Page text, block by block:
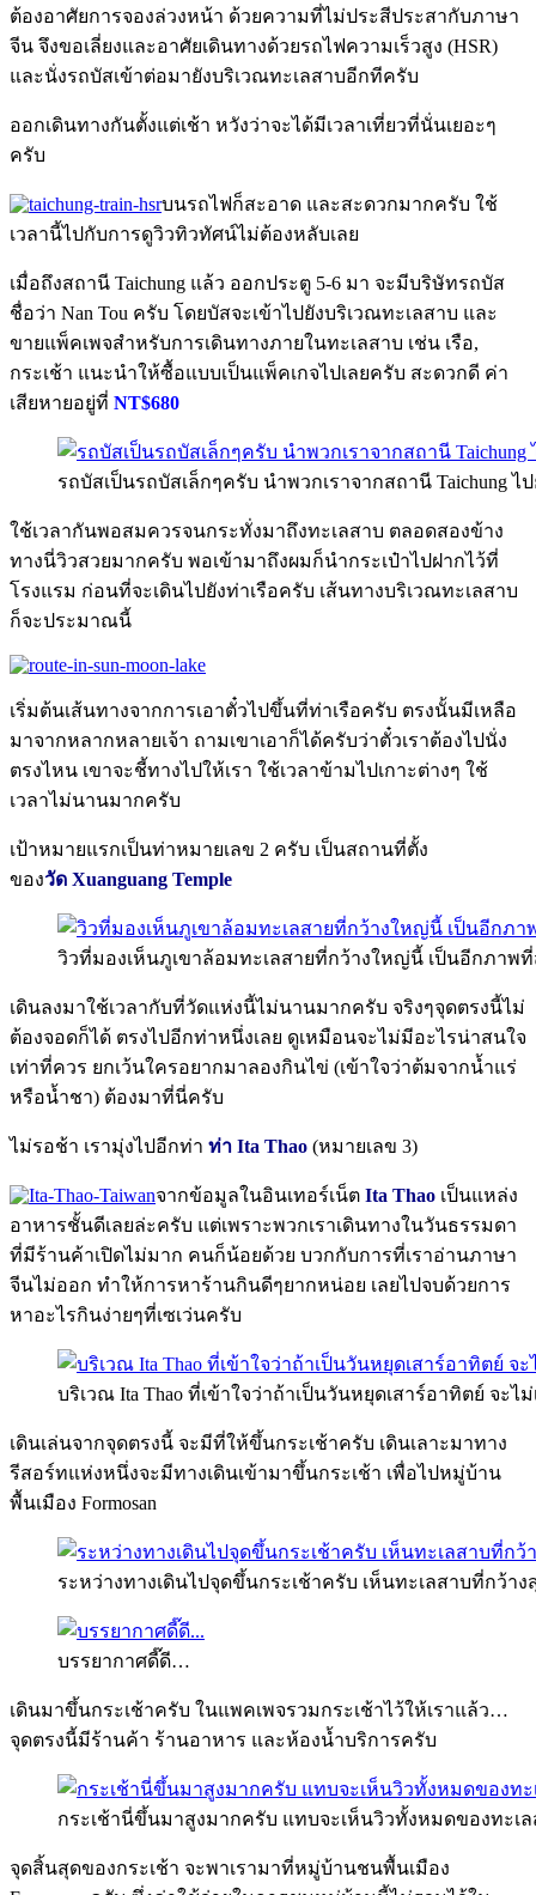
ต้องอาศัยการจองล่วงหน้า ด้วยความที่ไม่ประสีประสากับภาษา
จีน จึงขอเลี่ยงและอาศัยเดินทางด้วยรถไฟความเร็วสูง (HSR)
และนั่งรถบัสเข้าต่อมายังบริเวณทะเลสาบอีกทีครับ
ออกเดินทางกันตั้งแต่เช้า หวังว่าจะได้มีเวลาเที่ยวที่นั่นเยอะๆ
ครับ
บนรถไฟก็สะอาด และสะดวกมากครับ ใช้
เวลานี้ไปกับการดูวิวทิวทัศน์ไม่ต้องหลับเลย
เมื่อถึงสถานี Taichung แล้ว ออกประตู 5-6 มา จะมีบริษัทรถบัส
ชื่อว่า Nan Tou ครับ โดยบัสจะเข้าไปยังบริเวณทะเลสาบ และ
ขายแพ็คเพจสำหรับการเดินทางภายในทะเลสาบ เช่น เรือ,
กระเช้า แนะนำให้ซื้อแบบเป็นแพ็คเกจไปเลยครับ สะดวกดี ค่า
เสียหายอยู่ที่ NT$680
รถบัสเป็นรถบัสเล็กๆครับ นำพวกเราจากสถานี Taichung
ใช้เวลากันพอสมควรจนกระทั่งมาถึงทะเลสาบ ตลอดสองข้าง
ทางนี่วิวสวยมากครับ พอเข้ามาถึงผมก็นำกระเป๋าไปฝากไว้ที่
โรงแรม ก่อนที่จะเดินไปยังท่าเรือครับ เส้นทางบริเวณทะเลสาบ
ก็จะประมาณนี้
เริ่มต้นเส้นทางจากการเอาตั๋วไปขึ้นที่ท่าเรือครับ ตรงนั้นมีเหลือ
มาจากหลากหลายเจ้า ถามเขาเอาก็ได้ครับว่าตั๋วเราต้องไปนั่ง
ตรงไหน เขาจะชี้ทางไปให้เรา ใช้เวลาข้ามไปเกาะต่างๆ ใช้
เวลาไม่นานมากครับ
เป้าหมายแรกเป็นท่าหมายเลข 2 ครับ เป็นสถานที่ตั้ง
ของวัด Xuanguang Temple
วิวที่มองเห็นภูเขาล้อมทะเลสายที่กว้างใหญ่นี้ เป็นอีกภาพ
เดินลงมาใช้เวลากับที่วัดแห่งนี้ไม่นานมากครับ จริงๆจุดตรงนี้ไม่
ต้องจอดก็ได้ ตรงไปอีกท่าหนึ่งเลย ดูเหมือนจะไม่มีอะไรน่าสนใจ
เท่าที่ควร ยกเว้นใครอยากมาลองกินไข่ (เข้าใจว่าต้มจากน้ำแร่
หรือน้ำชา) ต้องมาที่นี่ครับ
ไม่รอช้า เรามุ่งไปอีกท่า ท่า Ita Thao (หมายเลข 3)
จากข้อมูลในอินเทอร์เน็ต Ita Thao เป็นแหล่ง
อาหารชั้นดีเลยล่ะครับ แต่เพราะพวกเราเดินทางในวันธรรมดา
ที่มีร้านค้าเปิดไม่มาก คนก็น้อยด้วย บวกกับการที่เราอ่านภาษา
จีนไม่ออก ทำให้การหาร้านกินดีๆยากหน่อย เลยไปจบด้วยการ
หาอะไรกินง่ายๆที่เซเว่นครับ
บริเวณ Ita Thao ที่เข้าใจว่าถ้าเป็นวันหยุดเสาร์อาทิตย์ จะไ
เดินเล่นจากจุดตรงนี้ จะมีที่ให้ขึ้นกระเช้าครับ เดินเลาะมาทาง
รีสอร์ทแห่งหนึ่งจะมีทางเดินเข้ามาขึ้นกระเช้า เพื่อไปหมู่บ้าน
พื้นเมือง Formosan
ระหว่างทางเดินไปจุดขึ้นกระเช้าครับ เห็นทะเลสาบที่กว้า
บรรยากาศดี๊ดี…
เดินมาขึ้นกระเช้าครับ ในแพคเพจรวมกระเช้าไว้ให้เราแล้ว…
จุดตรงนี้มีร้านค้า ร้านอาหาร และห้องน้ำบริการครับ
กระเช้านี่ขึ้นมาสูงมากครับ แทบจะเห็นวิวทั้งหมดของทะเ
จุดสิ้นสุดของกระเช้า จะพาเรามาที่หมู่บ้านชนพื้นเมือง